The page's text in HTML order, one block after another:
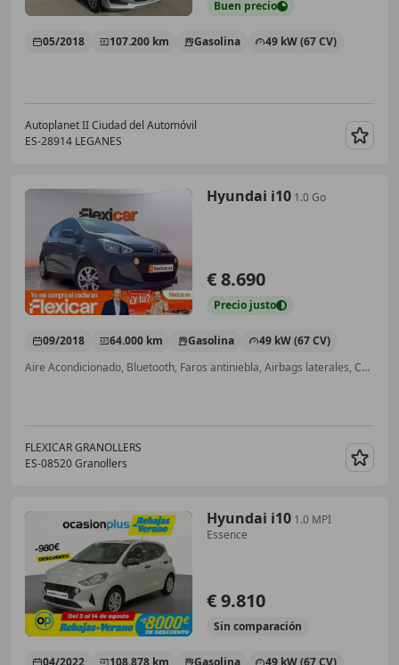
Buen precio
05/2018 107.200 km Gasolina 49 kW (67 CV)
Autoplanet II Ciudad del Automóvil
ES-28914 LEGANES
Hyundai i10 1.0 Go
€ 8.690
Precio justo
09/2018 64.000 km Gasolina
49 kW (67 CV)
Aire Acondicionado, Bluetooth, Faros antiniebla, Airbags laterales, Control de velocidad, Retrovisores laterales eléctricos
FLEXICAR GRANOLLERS
ES-08520 Granollers
Hyundai i10 1.0 MPI
Essence
€ 9.810
Sin comparación
04/2022 108.878 km Gasolina 49 kW (67 CV)